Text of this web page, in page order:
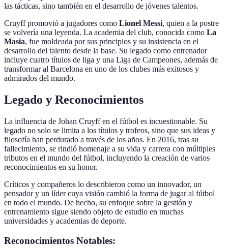
las tácticas, sino también en el desarrollo de jóvenes talentos.
Cruyff promovió a jugadores como Lionel Messi, quien a la postre
se volvería una leyenda. La academia del club, conocida como La
Masia, fue moldeada por sus principios y su insistencia en el
desarrollo del talento desde la base. Su legado como entrenador
incluye cuatro títulos de liga y una Liga de Campeones, además de
transformar al Barcelona en uno de los clubes más exitosos y
admirados del mundo.
Legado y Reconocimientos
La influencia de Johan Cruyff en el fútbol es incuestionable. Su
legado no solo se limita a los títulos y trofeos, sino que sus ideas y
filosofía han perdurado a través de los años. En 2016, tras su
fallecimiento, se rindió homenaje a su vida y carrera con múltiples
tributos en el mundo del fútbol, incluyendo la creación de varios
reconocimientos en su honor.
Críticos y compañeros lo describieron como un innovador, un
pensador y un líder cuya visión cambió la forma de jugar al fútbol
en todo el mundo. De hecho, su enfoque sobre la gestión y
entrenamiento sigue siendo objeto de estudio en muchas
universidades y academias de deporte.
Reconocimientos Notables: